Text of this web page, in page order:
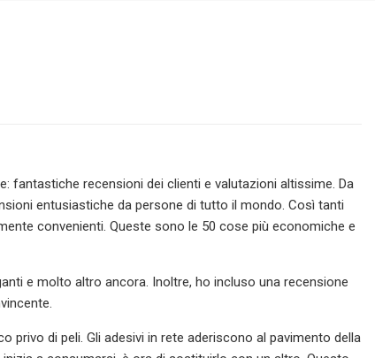
fantastiche recensioni dei clienti e valutazioni altissime. Da
entusiastiche da persone di tutto il mondo. Così tanti
convenienti. Queste sono le 50 cose più economiche e
e molto altro ancora. Inoltre, ho incluso una recensione
di peli. Gli adesivi in ​​rete aderiscono al pavimento della